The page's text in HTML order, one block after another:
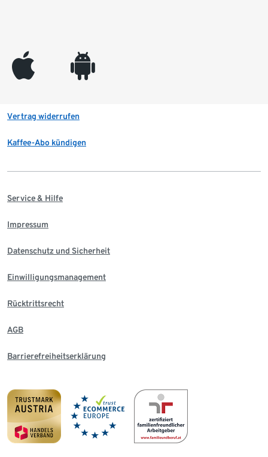
appleinc android
Vertrag widerrufen
Kaffee-Abo kündigen
Service & Hilfe
Impressum
Datenschutz und Sicherheit
Einwilligungsmanagement
Rücktrittsrecht
AGB
Barrierefreiheitserklärung